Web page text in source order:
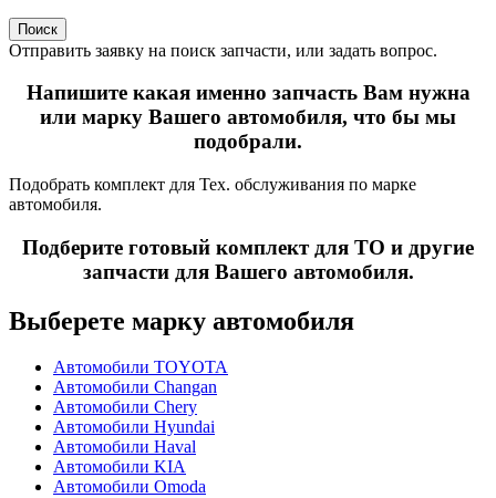
Поиск
Отправить заявку на поиск запчасти, или задать вопрос.
Напишите какая именно запчасть Вам нужна
или марку Вашего автомобиля, что бы мы
подобрали.
Подобрать комплект для Тех. обслуживания по марке
автомобиля.
Подберите готовый комплект для ТО и другие
запчасти для Вашего автомобиля.
Выберете марку автомобиля
Автомобили TOYOTA
Автомобили Changan
Автомобили Chery
Автомобили Hyundai
Автомобили Haval
Автомобили KIA
Автомобили Omoda